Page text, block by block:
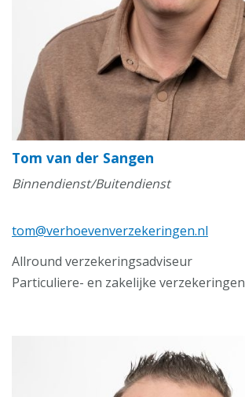
Tom van der Sangen
Binnendienst/Buitendienst
tom@verhoevenverzekeringen.nl
Allround verzekeringsadviseur
Particuliere- en zakelijke verzekeringen